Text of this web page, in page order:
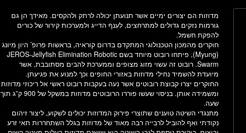
מדוזות הם יצורים ימיים אשר תנועתן יכולה לרתק ולהקסים. מאידך הן גם
גורמות נזקים גדולים למתרחצים, לענף הדייג ולמערכות קירור של כורים
להפקת חשמל.
חוקרים מהמכון הטכנולוגי המתקדם בדרום קוראיה, בראשות פרופ’ היון מיונג
(Myung), פיתחו רובוט מיוחד בשם JEROS-Jellyfish Elimination Robotic
Swarm. רובוט זה עשוי מזוג מצופים וממערכת להבים מסתובבת, אשר
מיועדת להשמיד נחילי מדוזות באזורי החופים וכך למנוע את פגיעתן.
החוקרים יצרו קבוצת רובוטים אשר נעה בעקבות רובוט ראשי אל ריכוזי מדוזות
ומשמידה אותן. בניסוי שעשו פוררו הרובוטים מדוזות במשקל של 900 ק”ג תוך
שעה.
מתנגדי השיטה טוענים שתוצרי פירוק המדוזות יכולים לשקוע, ליצור זיהום
נקודתי ואף להוביל לרבייה רבה מאוד של מדוזות בגלל השתחררות תאי זרע